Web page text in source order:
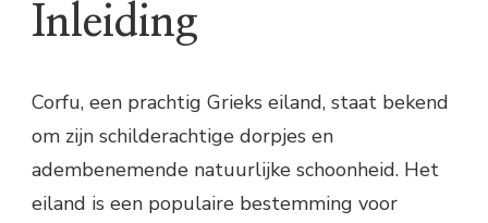
Inleiding
Corfu, een prachtig Grieks eiland, staat bekend
om zijn schilderachtige dorpjes en
adembenemende natuurlijke schoonheid. Het
eiland is een populaire bestemming voor